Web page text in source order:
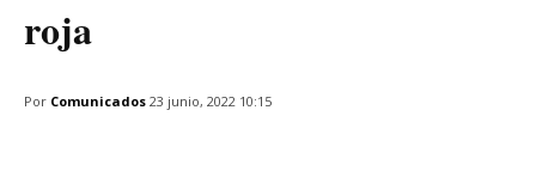
roja
Por Comunicados 23 junio, 2022 10:15